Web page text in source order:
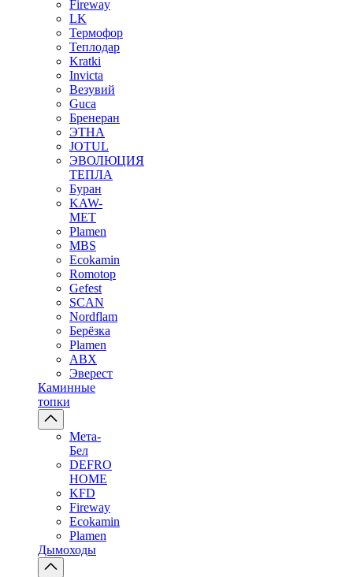
Fireway
LK
Термофор
Теплодар
Kratki
Invicta
Везувий
Guca
Бренеран
ЭТНА
JOTUL
ЭВОЛЮЦИЯ
ТЕПЛА
Буран
KAW-
MET
Plamen
MBS
Ecokamin
Romotop
Gefest
SCAN
Nordflam
Берёзка
Plamen
ABX
Эверест
Каминные
топки
Мета-
Бел
DEFRO
HOME
KFD
Fireway
Ecokamin
Plamen
Дымоходы